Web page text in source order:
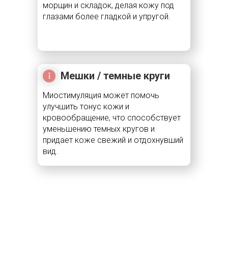
Мешки / темные круги
морщин и складок, делая кожу под
глазами более гладкой и упругой.
Миостимуляция может помочь
улучшить тонус кожи и
кровообращение, что способствует
уменьшению темных кругов и
придает коже свежий и отдохнувший
вид.